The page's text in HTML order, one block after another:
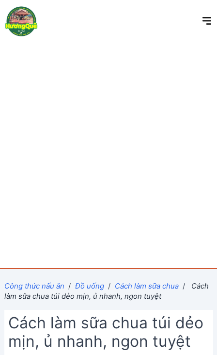
Công thức nấu ăn / Đồ uống / Cách làm sữa chua /
Cách
làm sữa chua túi dẻo mịn, ủ nhanh, ngon tuyệt
Cách làm sữa chua túi dẻo
mịn, ủ nhanh, ngon tuyệt